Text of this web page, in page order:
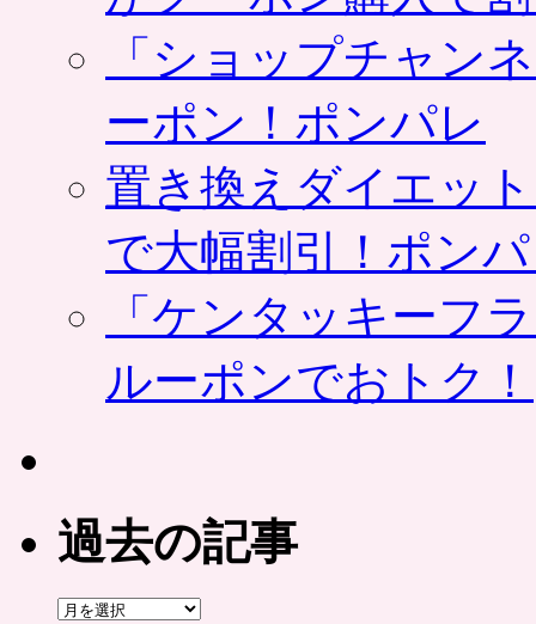
「ショップチャン
ーポン！ポンパレ
置き換えダイエッ
で大幅割引！ポン
「ケンタッキーフ
ルーポンでおトク！
過去の記事
過